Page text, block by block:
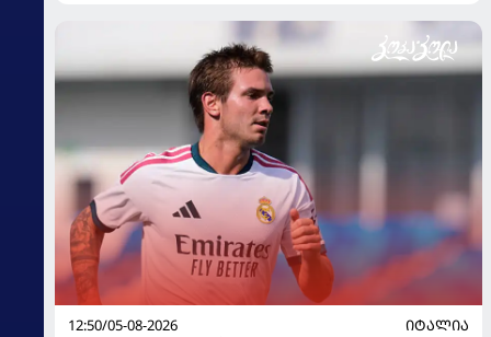
12:50/05-08-2026
ᲘᲢᲐᲚᲘᲐ